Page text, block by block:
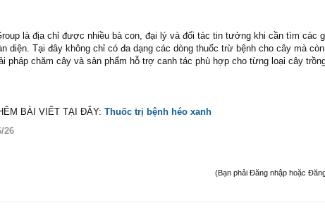
là địa chỉ được nhiều bà con, đại lý và đối tác tin tưởng khi cần tìm các
diện. Tại đây không chỉ có đa dạng các dòng thuốc trừ bệnh cho cây mà
pháp chăm cây và sản phẩm hỗ trợ canh tác phù hợp cho từng loại cây
BÀI VIẾT TẠI ĐÂY: Thuốc trị bệnh héo xanh
26
(Bạn phải Đăng nhập hoặc